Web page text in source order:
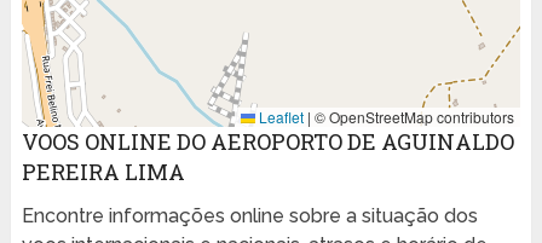
Leaflet | © OpenStreetMap contributors
VOOS ONLINE DO AEROPORTO DE AGUINALDO
PEREIRA LIMA
Encontre informações online sobre a situação dos